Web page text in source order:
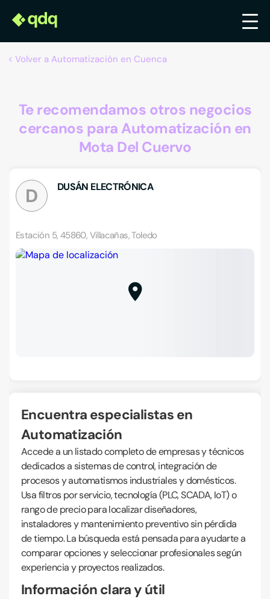
Volver a Automatización en Cuenca
Te recomendamos otros negocios
cercanos para Automatización en
Mota Del Cuervo
D DUSÁN ELECTRÓNICA
Estación 5, 45860, Villacañas, Toledo
Encuentra especialistas en
Automatización
Accede a un listado completo de empresas y técnicos
dedicados a sistemas de control, integración de
procesos y automatismos industriales y domésticos.
Usa filtros por servicio, tecnología (PLC, SCADA, IoT) o
rango de precio para localizar diseñadores,
instaladores y mantenimiento preventivo sin pérdida
de tiempo. La búsqueda está pensada para ayudarte a
comparar opciones y seleccionar profesionales según
experiencia y proyectos realizados.
Información clara y útil